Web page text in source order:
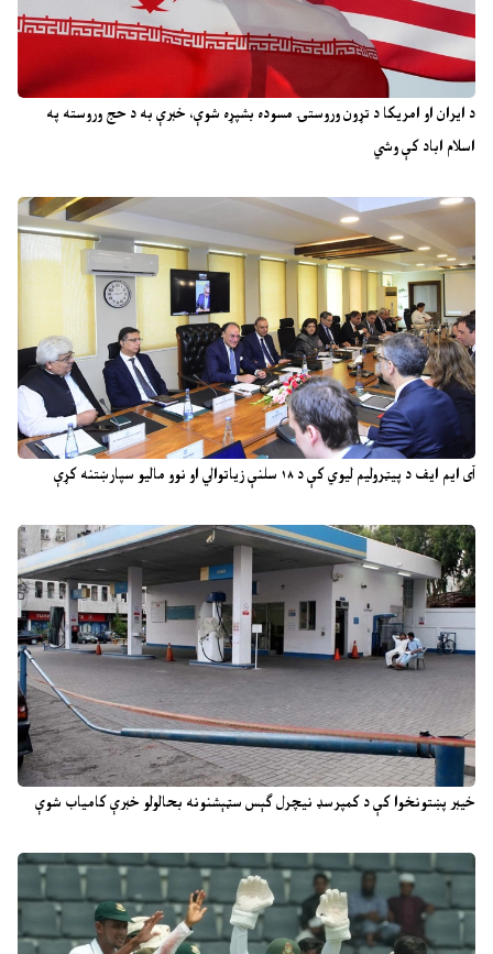
د ایران او امریکا د تړون وروستۍ مسوده بشپړه شوې، خبرې به د حج وروسته په
اسلام اباد کې وشي
آی ایم ایف د پیټرولیم لیوي کې د ۱۸ سلنې زیاتوالي او نوو مالیو سپارښتنه کړې
خیبر پښتونخوا کې د کمپرسډ نیچرل ګېس سټېشنونه بحالولو خبرې کامیاب شوې